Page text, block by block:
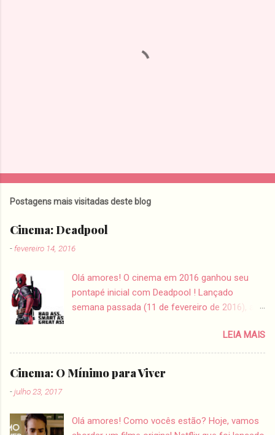
t
u
m
m
e
n
t
á
o
Postagens mais visitadas deste blog
Cinema: Deadpool
- fevereiro 14, 2016
Olá amores! O cinema em 2016 ganhou seu
pontapé inicial com Deadpool ! Lançado
semana passada (11 de fevereiro de 2016), a
que se descobre com câncer terminal e após
receber uma proposta de cura, ele se
transforma em um "herói" bem peculiar.
Jurando vingança a quem destruiu sua vida, o
lá... Eu tenho que ser sincera e dizer que fiquei
LEIA MAIS
Cinema: O Mínimo para Viver
-julho 23, 2017
Olá amores! Como vocês estão? Hoje, vamos